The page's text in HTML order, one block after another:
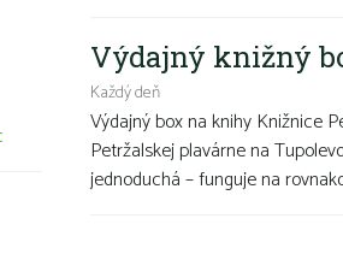
Výdajný knižný
Každý deň
Výdajný box na knihy Knižnice
Petržalskej plavárne na
jednoduchá – funguje na